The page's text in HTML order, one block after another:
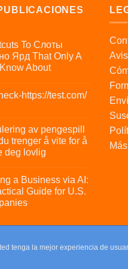
To Слоты
Ярд That Only A
About
https://test.com/
av pengespill
trenger å vite for å
deg lovlig
a Business via AI:
Guide for U.S.
©Parafrikis.com
originales y muy frikis.
tenga la mejor experiencia de